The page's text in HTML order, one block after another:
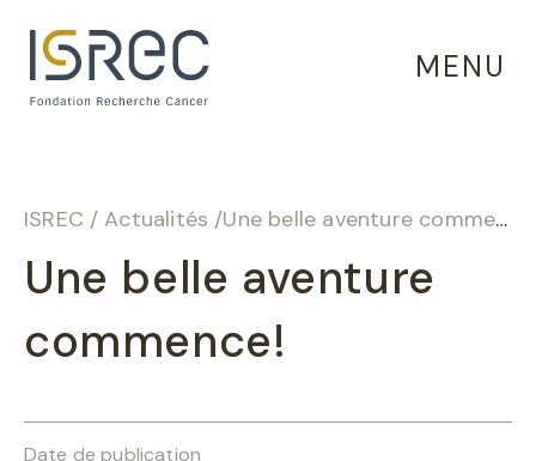
MENU
ISREC / Actualités /Une belle aventure commence!
Une belle aventure
commence!
Date de publication